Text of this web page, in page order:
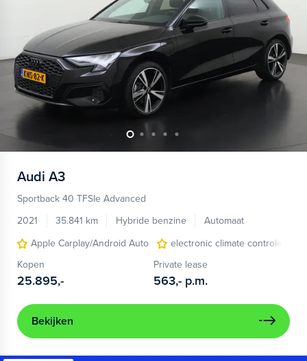
Audi A3
Sportback 40 TFSIe Advanced
2021
35.841 km Hybride benzine
Automaat
Apple Carplay/Android Auto
electronic climate controle
Kopen
25.895,-
Private lease
563,- p.m.
Bekijken